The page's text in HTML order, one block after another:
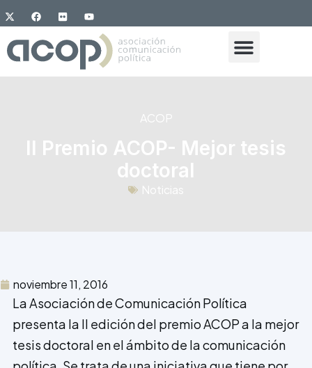
ACOP
II Premio ACOP- Mejor tesis
doctoral
Noticias
noviembre 11, 2016
La Asociación de Comunicación Política
presenta la II edición del premio ACOP a la mejor
tesis doctoral en el ámbito de la comunicación